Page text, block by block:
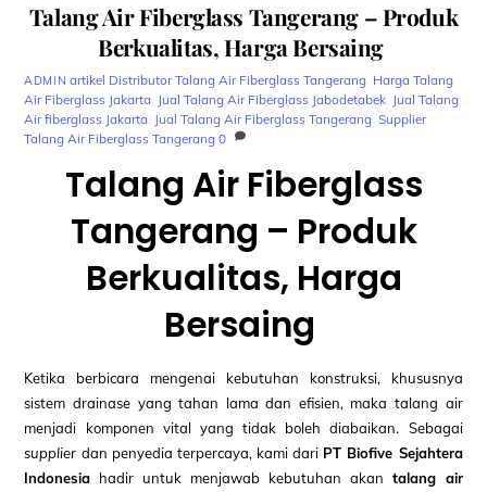
Talang Air Fiberglass Tangerang – Produk
Berkualitas, Harga Bersaing
ADMIN artikel Distributor Talang Air Fiberglass Tangerang, Harga Talang
Air Fiberglass Jakarta, Jual Talang Air Fiberglass Jabodetabek, Jual Talang
Air fiberglass Jakarta, Jual Talang Air Fiberglass Tangerang,Supplier
Talang Air Fiberglass Tangerang 0
Talang Air Fiberglass
Tangerang – Produk
Berkualitas, Harga
Bersaing
Ketika berbicara mengenai kebutuhan konstruksi, khususnya
sistem drainase yang tahan lama dan efisien, maka talang air
menjadi komponen vital yang tidak boleh diabaikan. Sebagai
supplier dan penyedia terpercaya, kami dari PT Biofive Sejahtera
Indonesia hadir untuk menjawab kebutuhan akan talang air